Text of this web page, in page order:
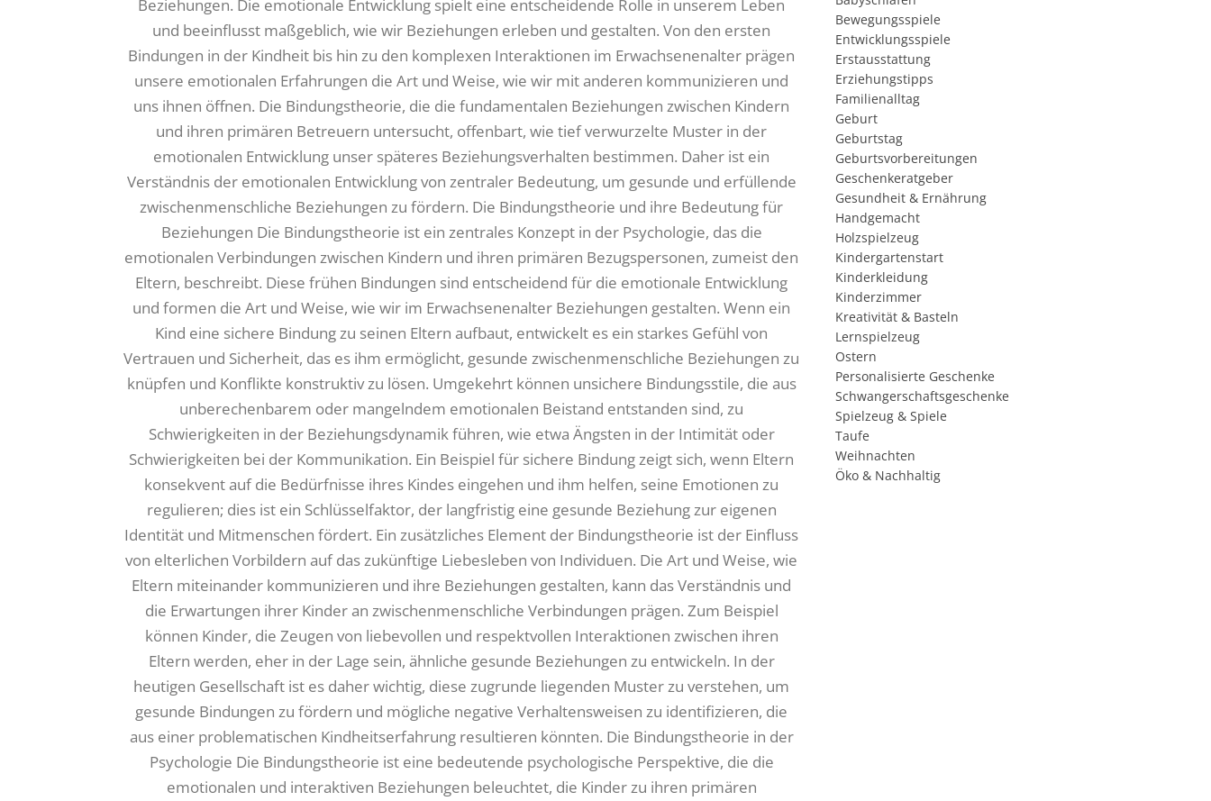
Beziehungen. Die emotionale Entwicklung spielt eine entscheidende Rolle in unserem Leben
und beeinflusst maßgeblich, wie wir Beziehungen erleben und gestalten. Von den ersten
Bindungen in der Kindheit bis hin zu den komplexen Interaktionen im Erwachsenenalter prägen
unsere emotionalen Erfahrungen die Art und Weise, wie wir mit anderen kommunizieren und
uns ihnen öffnen. Die Bindungstheorie, die die fundamentalen Beziehungen zwischen Kindern
und ihren primären Betreuern untersucht, offenbart, wie tief verwurzelte Muster in der
emotionalen Entwicklung unser späteres Beziehungsverhalten bestimmen. Daher ist ein
Verständnis der emotionalen Entwicklung von zentraler Bedeutung, um gesunde und erfüllende
zwischenmenschliche Beziehungen zu fördern. Die Bindungstheorie und ihre Bedeutung für
Beziehungen Die Bindungstheorie ist ein zentrales Konzept in der Psychologie, das die
emotionalen Verbindungen zwischen Kindern und ihren primären Bezugspersonen, zumeist den
Eltern, beschreibt. Diese frühen Bindungen sind entscheidend für die emotionale Entwicklung
und formen die Art und Weise, wie wir im Erwachsenenalter Beziehungen gestalten. Wenn ein
Kind eine sichere Bindung zu seinen Eltern aufbaut, entwickelt es ein starkes Gefühl von
Vertrauen und Sicherheit, das es ihm ermöglicht, gesunde zwischenmenschliche Beziehungen zu
knüpfen und Konflikte konstruktiv zu lösen. Umgekehrt können unsichere Bindungsstile, die aus
unberechenbarem oder mangelndem emotionalen Beistand entstanden sind, zu
Schwierigkeiten in der Beziehungsdynamik führen, wie etwa Ängsten in der Intimität oder
Schwierigkeiten bei der Kommunikation. Ein Beispiel für sichere Bindung zeigt sich, wenn Eltern
konsekvent auf die Bedürfnisse ihres Kindes eingehen und ihm helfen, seine Emotionen zu
regulieren; dies ist ein Schlüsselfaktor, der langfristig eine gesunde Beziehung zur eigenen
Identität und Mitmenschen fördert. Ein zusätzliches Element der Bindungstheorie ist der Einfluss
von elterlichen Vorbildern auf das zukünftige Liebesleben von Individuen. Die Art und Weise, wie
Eltern miteinander kommunizieren und ihre Beziehungen gestalten, kann das Verständnis und
die Erwartungen ihrer Kinder an zwischenmenschliche Verbindungen prägen. Zum Beispiel
können Kinder, die Zeugen von liebevollen und respektvollen Interaktionen zwischen ihren
Eltern werden, eher in der Lage sein, ähnliche gesunde Beziehungen zu entwickeln. In der
heutigen Gesellschaft ist es daher wichtig, diese zugrunde liegenden Muster zu verstehen, um
gesunde Bindungen zu fördern und mögliche negative Verhaltensweisen zu identifizieren, die
aus einer problematischen Kindheitserfahrung resultieren könnten. Die Bindungstheorie in der
Psychologie Die Bindungstheorie ist eine bedeutende psychologische Perspektive, die die
emotionalen und interaktiven Beziehungen beleuchtet, die Kinder zu ihren primären
Bewegungsspiele
Entwicklungsspiele
Erstausstattung
Erziehungstipps
Familienalltag
Geburt
Geburtstag
Geburtsvorbereitungen
Geschenkeratgeber
Gesundheit & Ernährung
Handgemacht
Holzspielzeug
Kindergartenstart
Kinderkleidung
Kinderzimmer
Kreativität & Basteln
Lernspielzeug
Ostern
Personalisierte Geschenke
Schwangerschaftsgeschenke
Spielzeug & Spiele
Taufe
Weihnachten
Öko & Nachhaltig